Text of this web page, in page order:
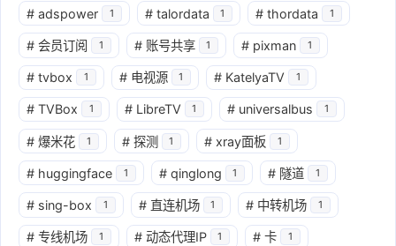
# adspower 1 # talordata 1 # thordata 1
# 会员订阅 1 # 账号共享 1 # pixman 1
# tvbox 1 # 电视源 1 # KatelyaTV 1
# TVBox 1 # LibreTV 1 # universalbus 1
# 爆米花 1 # 探测 1 # xray面板 1
# huggingface 1 # qinglong 1 # 隧道 1
# sing-box 1 # 直连机场 1 # 中转机场 1
# 专线机场 1 # 动态代理IP 1 # 卡 1